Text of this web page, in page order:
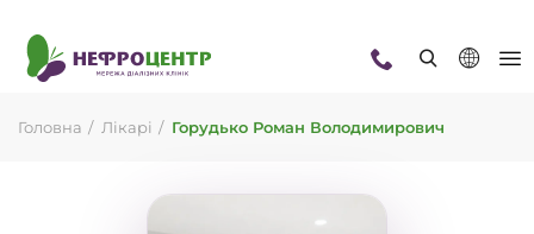
Головна Лікарі Горудько Роман Володимирович